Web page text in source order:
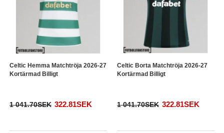
Celtic Hemma Matchtröja 2026-27
Kortärmad Billigt
1 041.70SEK 322.81SEK
Celtic Borta Matchtröja 2026-27
Kortärmad Billigt
1 041.70SEK 322.81SEK